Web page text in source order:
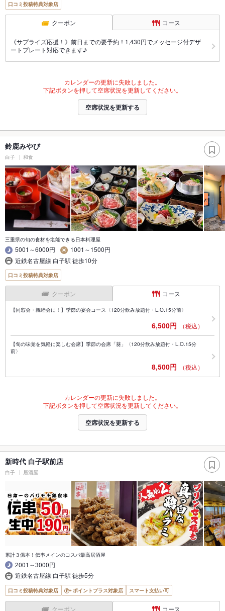
口コミ投稿特典対象店
クーポン コース
《サプライズ応援！》前日までの要予約！1,430円でメッセージ付デザ
ートプレート対応できます♪
カレンダーの更新に失敗しました。
下記ボタンを押して空席状況を更新してください。
空席状況を更新する
鈴鹿みやび
白子 和食
三重県の旬の食材を堪能できる日本料理屋
5001～6000円
1001～1500円
近鉄名古屋線 白子駅 徒歩10分
口コミ投稿特典対象店
クーポン コース
【同窓会・親睦会に！】季節の宴会コース〈120分飲み放題付・L.O.15分前〉
6,500円 （税込）
【旬の味覚を気軽に楽しむ会席】季節の会席「葵」〈120分飲み放題付・L.O.15分
前〉
8,500円 （税込）
カレンダーの更新に失敗しました。
下記ボタンを押して空席状況を更新してください。
空席状況を更新する
新時代 白子駅前店
白子 居酒屋
累計３億本！伝串メインのコスパ最高居酒屋
2001～3000円
近鉄名古屋線 白子駅 徒歩5分
口コミ投稿特典対象店 ポイントプラス対象店 スマート支払い可
クーポン コース